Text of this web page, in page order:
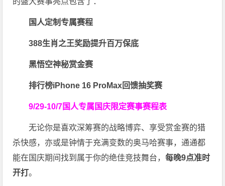
国人定制专属赛程
388生肖之王奖励提升百万保底
黑悟空神秘赏金赛
排行榜iPhone 16 ProMax回馈抽奖赛
9/29-10/7国人专属 国庆限定赛事赛程表
无论你是喜欢深筹赛的战略博弈、享受赏金赛的猎
杀快感，亦或是钟情于充满变数的奥马哈赛事，通通都
能在国庆期间找到属于你的绝佳竞技舞台，每晚9点准时
开打。